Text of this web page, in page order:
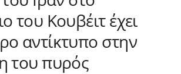
του Κουβέιτ έχει
αντίκτυπο στην
του πυρός